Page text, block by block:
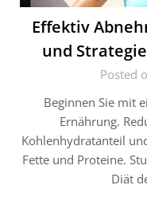
Effektiv
und
Posted
Beginnen Sie mit
Ernährung.
Kohlenhydratanteil
Fette und Proteine.
Diät